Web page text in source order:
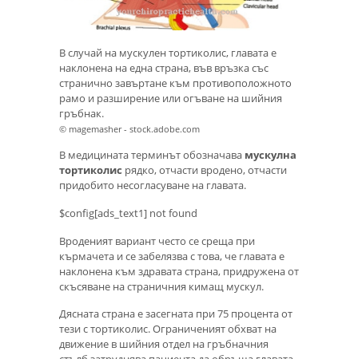
В случай на мускулен тортиколис, главата е
наклонена на една страна, във връзка със
странично завъртане към противоположното
рамо и разширение или огъване на шийния
гръбнак.
© magemasher - stock.adobe.com
В медицината терминът обозначава мускулна
тортиколис рядко, отчасти вродено, отчасти
придобито несогласуване на главата.
$config[ads_text1] not found
Вроденият вариант често се среща при
кърмачета и се забелязва с това, че главата е
наклонена към здравата страна, придружена от
скъсяване на страничния кимащ мускул.
Дясната страна е засегната при 75 процента от
тези с тортиколис. Ограниченият обхват на
движение в шийния отдел на гръбначния